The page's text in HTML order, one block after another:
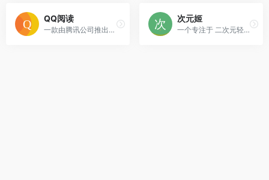
QQ阅读
一款由腾讯公司推出的综合性数字阅读平台。
次元姬
一个专注于 二次元轻小说原创 的网络文学平台。